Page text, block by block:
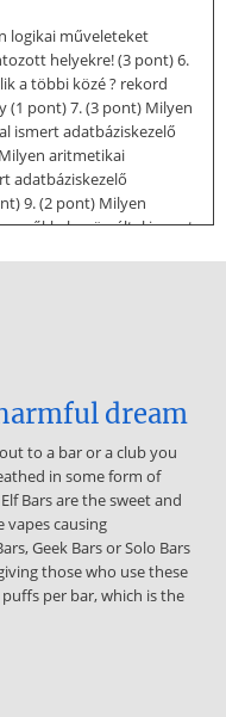
logikai műveleteket
helyekre! (3 pont) 6.
a többi közé ? rekord
(1 pont) 7. (3 pont) Milyen
ismert adatbáziskezelő
aritmetikai
adatbáziskezelő
9. (2 pont) Milyen
az ön által ismert
B. Tábla . C. Sor . D.
válaszoljon! 1. Nincs
12. (1 pont) Mi indokolja
elnevezéseket? Jelölje
A. Az táblák
B. Az első ilyen
Relation) emlékére. C. A
Az alábbi feladatok
adatbáziskezelő
C. Havi bérelszámolás
G.
Sorolja fel a relációs
3. 4. 5. (5 pont) 16. Melyek
dream
to a bar or a club you
in some form of
Bars are the sweet and
vapes causing
Geek Bars or Solo Bars
those who use these
per bar, which is the